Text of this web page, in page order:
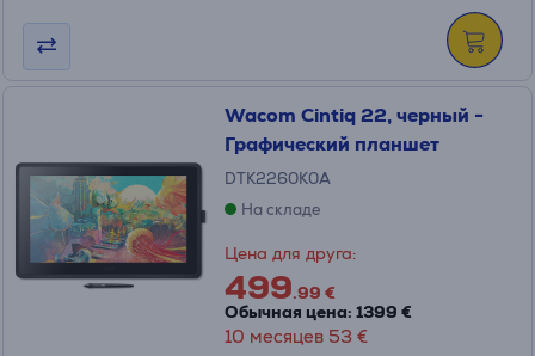
Wacom Cintiq 22, черный -
Графический планшет
DTK2260K0A
На складе
Цена для друга:
499.99 €
Обычная цена: 1399 €
10 месяцев 53 €